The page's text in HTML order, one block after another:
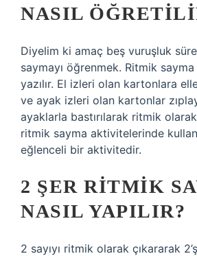
NASIL
Diyelim ki amaç beş vuruşluk
saymayı öğrenmek. Ritmik sayma
yazılır. El izleri olan kartonlara
ve ayak izleri olan kartonlar
ayaklarla bastırılarak ritmik olarak
ritmik sayma aktivitelerinde
eğlenceli bir aktivitedir.
2 ŞER RITMIK
NASIL YAPILIR?
2 sayıyı ritmik olarak çıkararak